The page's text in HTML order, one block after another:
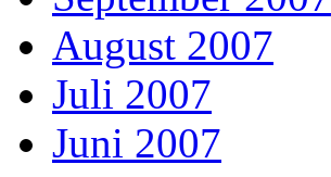
August 2007
Juli 2007
Juni 2007